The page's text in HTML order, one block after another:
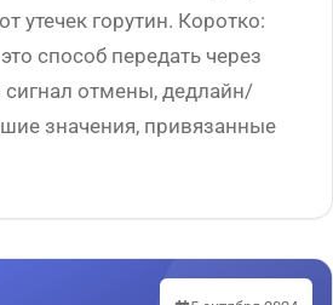
утечек горутин. Коротко:
способ передать через
отмены, дедлайн/
значения, привязанные